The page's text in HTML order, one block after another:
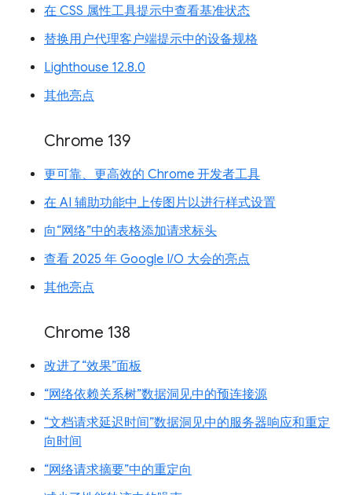
在 CSS 属性工具提示中查看基准状态
替换用户代理客户端提示中的设备规格
Lighthouse 12.8.0
其他亮点
Chrome 139
更可靠、更高效的 Chrome 开发者工具
在 AI 辅助功能中上传图片以进行样式设置
向“网络”中的表格添加请求标头
查看 2025 年 Google I/O 大会的亮点
其他亮点
Chrome 138
改进了“效果”面板
“网络依赖关系树”数据洞见中的预连接源
“文档请求延迟时间”数据洞见中的服务器响应和重定
向时间
“网络请求摘要”中的重定向